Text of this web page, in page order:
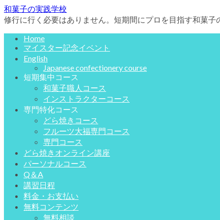
和菓子の実践学校
修行に行く必要はありません。短期間にプロを目指す和菓子
Home
マイスター記念イベント
English
Japanese confectionery course
短期集中コース
和菓子職人コース
インストラクターコース
専門特化コース
どら焼きコース
フルーツ大福専門コース
専門コース
どら焼きオンライン講座
パーソナルコース
Q＆A
講習日程
料金・お支払い
無料コンテンツ
無料相談